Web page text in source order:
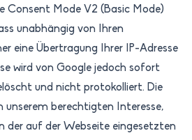
Consent Mode V2 (Basic Mode)
unabhängig von Ihren
eine Übertragung Ihrer IP-Adresse
wird von Google jedoch sofort
und nicht protokolliert. Die
unserem berechtigten Interesse,
der auf der Webseite eingesetzten